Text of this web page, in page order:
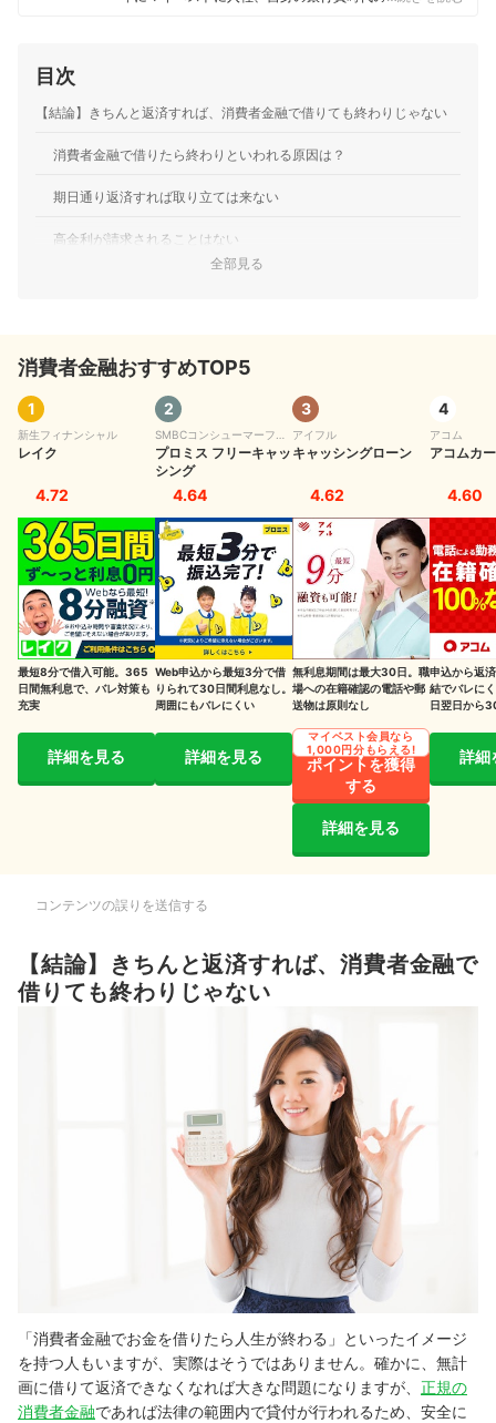
大島凱斗のプロフィール
目次
【結論】きちんと返済すれば、消費者金融で借りても終わりじゃない
消費者金融で借りたら終わりといわれる原因は？
期日通り返済すれば取り立ては来ない
高金利が請求されることはない
銀行カードローンよりも金利が高い。利息負担が軽い借入先を選ぶ
借りすぎによって返済難になりやすい。無理のない返済計画を立て
よう
違法な闇金も存在。正規の業者であることを確認する
消費者金融で借りるメリットもある！状況に応じて利用を検討しよう
必要なときにすぐお金を用意できる
担保・保証人がいらず気軽に借りられる
用途が自由で、書類提出の手間を軽減できる
消費者金融での上手な借り方を紹介
毎月の返済と繰上げ返済で無理のない返済をしよう
返済日と返済方法の決め方は？
消費者金融以外のお金の借り方を検討するならこちらをチェック
消費者金融で借りたお金を返せない…困ったときの対処法も紹介
債務整理を検討する
全部見る
消費者金融おすすめTOP5
1
新生フィナンシャル
レイク
4.72
最短8分で借入可能。365
日間無利息で、バレ対策も
充実
詳細を見る
2
SMBCコンシューマーファ
イナンス
プロミス フリーキャッ
シング
4.64
Web申込から最短3分で借
りられて30日間利息なし。
周囲にもバレにくい
詳細を見る
3
アイフル
キャッシングローン
4.62
無利息期間は最大30日。職
場への在籍確認の電話や郵
送物は原則なし
ポイントを獲得
する
マイベスト会員なら
1,000円分もらえる!
詳細を見る
4
アコム
アコムカ
4.60
申込から返
結でバレに
日翌日から
詳細
コンテンツの誤りを送信する
【結論】きちんと返済すれば、消費者金融で
借りても終わりじゃない
「消費者金融でお金を借りたら人生が終わる」といったイメージ
を持つ人もいますが、実際はそうではありません。確かに、無計
画に借りて返済できなくなれば大きな問題になりますが、 正規の
消費者金融であれば法律の範囲内で貸付が行われるため、安全に